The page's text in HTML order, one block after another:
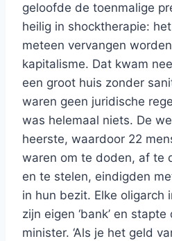
geloofde de toenmalige
heilig in shocktherapie:
meteen vervangen
kapitalisme. Dat kwam
een groot huis zonder
waren geen juridische
was helemaal niets. De
heerste, waardoor 22
waren om te doden, af te
en te stelen, eindigden
in hun bezit. Elke oligarch
zijn eigen ‘bank’ en
minister. ‘Als je het geld